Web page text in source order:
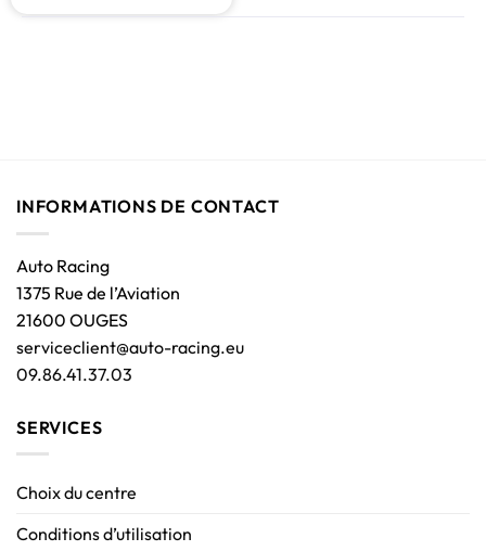
INFORMATIONS DE CONTACT
Auto Racing
1375 Rue de l’Aviation
21600 OUGES
serviceclient@auto-racing.eu
09.86.41.37.03
SERVICES
Choix du centre
Conditions d’utilisation